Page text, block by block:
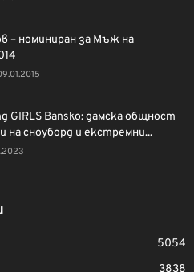
– номиниран за Мъж на
GIRLS Bansko: дамска общност
на сноуборд и екстремни...
5054
3838